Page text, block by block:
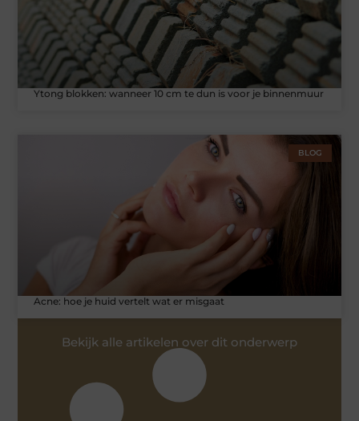
Ytong blokken: wanneer 10 cm te dun is voor je binnenmuur
BLOG
Acne: hoe je huid vertelt wat er misgaat
Bekijk alle artikelen over dit onderwerp